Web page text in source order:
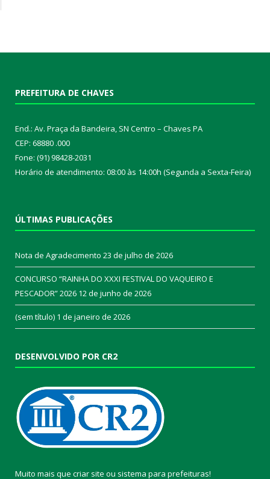
PREFEITURA DE CHAVES
End.: Av. Praça da Bandeira, SN Centro – Chaves PA
CEP: 68880 .000
Fone: (91) 98428-2031
Horário de atendimento: 08:00 às 14:00h (Segunda a Sexta-Feira)
ÚLTIMAS PUBLICAÇÕES
Nota de Agradecimento 23 de julho de 2026
CONCURSO “RAINHA DO XXXI FESTIVAL DO VAQUEIRO E
PESCADOR” 2026 12 de junho de 2026
(sem título) 1 de janeiro de 2026
DESENVOLVIDO POR CR2
Muito mais que criar site ou sistema para prefeituras!